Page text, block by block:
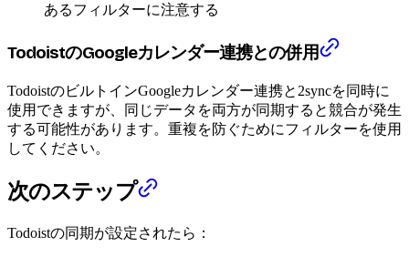
あるフィルターに注意する
TodoistのGoogleカレンダー連携との併用
TodoistのビルトインGoogleカレンダー連携と2syncを同時に
使用できますが、同じデータを両方が同期すると競合が発生
する可能性があります。重複を防ぐためにフィルターを使用
してください。
次のステップ
Todoistの同期が設定されたら：